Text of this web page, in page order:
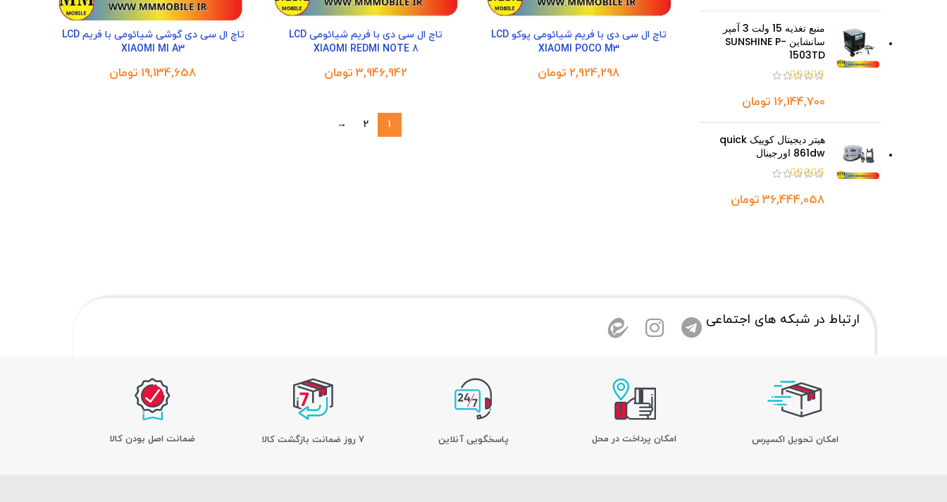
منبع تغذیه 15 ولت 3 آمپر
سانشاین SUNSHINE P-
1503TD
تومان
هیتر دیجیتال کوییک quick
861dw اورجینال
تومان
تاچ ال سی دی با فریم شیائومی پوکو LCD
XIAOMI POCO M3
تومان
تاچ ال سی دی با فریم شیائومی LCD
XIAOMI REDMI NOTE 8
تومان
تاچ ال سی دی گوشی شیائومی با فریم LCD
XIAOMI MI A3
تومان
1
2
→
ارتباط در شبکه های اجتماعی
اﻣﮑﺎن ﺗﺤﻮﯾﻞ اﮐﺴﭙﺮس امکان پرداخت در محل پاسخگویی آنلاین 7 روز ضمانت بازگشت کالا ﺿﻤﺎﻧﺖ اﺻﻞ ﺑﻮدن ﮐﺎﻟﺎ